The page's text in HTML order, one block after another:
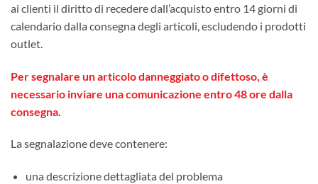
ai clienti il diritto di recedere dall’acquisto entro 14 giorni di
calendario dalla consegna degli articoli, escludendo i prodotti
outlet.
Per segnalare un articolo danneggiato o difettoso, è
necessario inviare una comunicazione entro 48 ore dalla
consegna.
La segnalazione deve contenere:
una descrizione dettagliata del problema